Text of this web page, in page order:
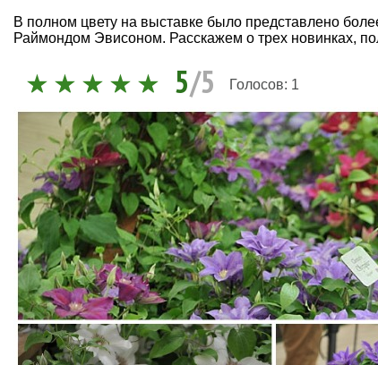
В полном цвету на выставке было представлено
Раймондом Эвисоном. Расскажем о трех новинках,
5/5 Голосов: 1